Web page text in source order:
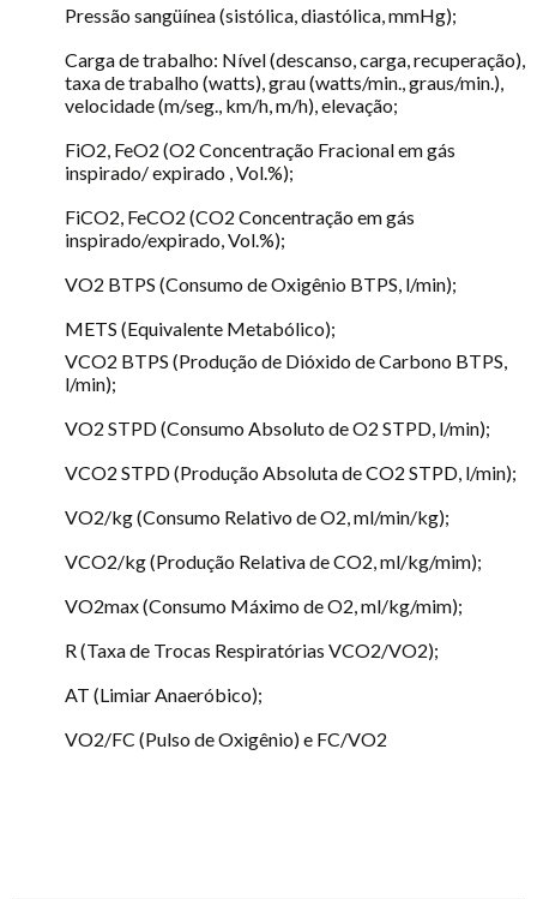
Pressão sangüínea (sistólica, diastólica, mmHg);
Carga de trabalho: Nível (descanso, carga, recuperação),
taxa de trabalho (watts), grau (watts/min., graus/min.),
velocidade (m/seg., km/h, m/h), elevação;
FiO2, FeO2 (O2 Concentração Fracional em gás
inspirado/ expirado , Vol.%);
FiCO2, FeCO2 (CO2 Concentração em gás
inspirado/expirado, Vol.%);
VO2 BTPS (Consumo de Oxigênio BTPS, l/min);
METS (Equivalente Metabólico);
VCO2 BTPS (Produção de Dióxido de Carbono BTPS,
l/min);
VO2 STPD (Consumo Absoluto de O2 STPD, l/min);
VCO2 STPD (Produção Absoluta de CO2 STPD, l/min);
VO2/kg (Consumo Relativo de O2, ml/min/kg);
VCO2/kg (Produção Relativa de CO2, ml/kg/mim);
VO2max (Consumo Máximo de O2, ml/kg/mim);
R (Taxa de Trocas Respiratórias VCO2/VO2);
AT (Limiar Anaeróbico);
VO2/FC (Pulso de Oxigênio) e FC/VO2